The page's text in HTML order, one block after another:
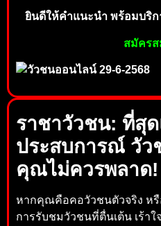
ยินดีให้คำแนะนำ พร้อมบริก
สมัคร
ราชาวัวชน: ที่สุ
ประสบการณ์ วั
คุณไม่ควรพลาด!
หากคุณคือคอวัวชนตัวจริง ห
การรับชมวัวชนที่ตื่นเต้น เร้า